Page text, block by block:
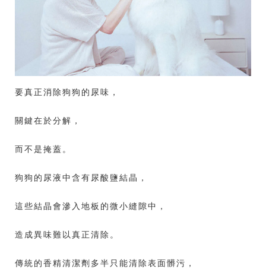
要真正消除狗狗的尿味，
關鍵在於分解，
而不是掩蓋。
狗狗的尿液中含有尿酸鹽結晶，
這些結晶會滲入地板的微小縫隙中，
造成異味難以真正清除。
傳統的香精清潔劑多半只能清除表面髒污，